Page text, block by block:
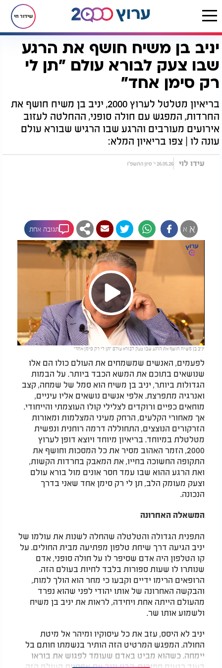
שידור חי
דף הבית יהדות
יניב בן משיח חושף את הרגע
שבו צעק לבורא עולם "תן לי
רק סימן אחד"
בריאיון מטלטל לערוץ 2000, יניב בן משיח חושף את
החרדות, המפגש עם חולה סופני, ההחלטה לעזוב
אירועים מעורבים והרגע שבו הרגיש שבורא עולם
עונה לו | צפו בריאיון המלא:
עידו לוי 26.05.26 י' סיון התשפ"ו
א א תגובה אחת
Play
Video
יניב בן משיח חושף את הרגע שבו צעק לבורא עולם "תן לי רק סימן אחד"
לפעמים, האנשים שמשמחים את העולם כולו הם אלו
שנושאים בתוכם את המשא הכבד ביותר. על הבמות
הגדולות ביותר, יניב בן משיח הוא סמל של שמחה, קצב
ואנרגיה מתפרצת. אלפי אנשים נושאים אליו עיניים,
מוחאים כפיים ורוקדים לצלילי קולו העוצמתי והייחודי.
אך מאחורי הקלעים, הרחק מעיני המצלמות ומאורות
הזרקורים הנוצצים, התחוללה דרמה רוחנית ונפשית
מטלטלת במיוחד. בריאיון מיוחד ויוצא דופן לערוץ
2000, הזמר האהוב מסיר את כל המסכות וחושף את
התקופה החשוכה בחייו, את המאבק בחרדות הקשות,
ואת הרגע ההוא שבו עמד חסר אונים מול בורא עולם
וצעק מעומק הלב, תן לי רק סימן אחד שאני בדרך
הנכונה.
המשאלה האחרונה
התפנית הגדולה והטלטלה שהחלה לשנות את עולמו של
יניב הגיעה דרך שיחת טלפון מפתיעה מבית החולים. על
קו הטלפון היה אדם שסיפר לו על חולה סופני, אדם
שנותרו לו שעות ספורות בלבד לחיות בעולם הזה.
הרופאים הרימו ידיים וקבעו כי מחר הוא הולך למות,
והבקשה האחרונה של אותו יהודי לפני שהוא נפרד
מהעולם הייתה אחת ויחידה, לראות את יניב בן משיח
ולשמוע אותו שר.
יניב לא היסס, עזב את כל עיסוקיו ומיהר אל מיטת
החולה. המפגש המרטיט הזה הותיר בנשמתו חותם בל
יימחה. כשהוא מביט באדם שעומד לפגוש את בוראו